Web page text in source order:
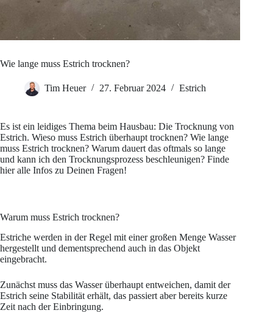
Wie lange muss Estrich trocknen?
Tim Heuer 27. Februar 2024 Estrich
Es ist ein leidiges Thema beim Hausbau: Die Trocknung von
Estrich. Wieso muss Estrich überhaupt trocknen? Wie lange
muss Estrich trocknen? Warum dauert das oftmals so lange
und kann ich den Trocknungsprozess beschleunigen? Finde
hier alle Infos zu Deinen Fragen!
Warum muss Estrich trocknen?
Estriche werden in der Regel mit einer großen Menge Wasser
hergestellt und dementsprechend auch in das Objekt
eingebracht.
Zunächst muss das Wasser überhaupt entweichen, damit der
Estrich seine Stabilität erhält, das passiert aber bereits kurze
Zeit nach der Einbringung.